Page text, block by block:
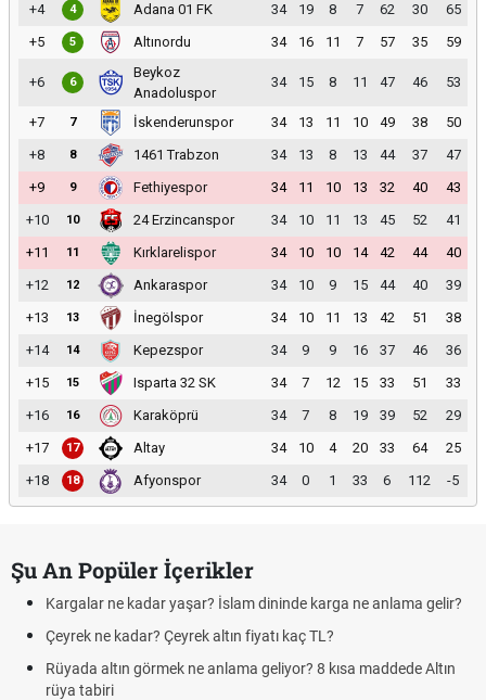
+4
4 Adana 01 FK 34 19 8 7 62 30
65
+5
5 Altınordu 34 16 11 7 57 35 59
+6 6
Beykoz
Anadoluspor
34 15 8 11 47 46 53
+7 7 İskenderunspor 34 13 11 10 49 38
50
+8
8 1461 Trabzon 34 13 8 13 44 37
47
+9
9 Fethiyespor 34 11 10 13 32 40
43
+10
10 24 Erzincanspor 34 10 11 13 45 52
41
+11
11 Kırklarelispor 34 10 10 14 42 44
40
+12
12 Ankaraspor 34 10 9 15 44 40
39
+13
13 İnegölspor 34 10 11 13 42 51
38
+14
14 Kepezspor 34 9 9 16 37 46
36
+15
15 Isparta 32 SK 34 7 12 15 33 51
33
+16
16 Karaköprü 34 7 8 19 39 52
29
+17
17 Altay 34 10 4 20 33 64
25
+18
18 Afyonspor 34 0 1 33 6 112 -5
Şu An Popüler İçerikler
Kargalar ne kadar yaşar? İslam dininde karga ne anlama gelir?
Çeyrek ne kadar? Çeyrek altın fiyatı kaç TL?
Rüyada altın görmek ne anlama geliyor? 8 kısa maddede Altın
rüya tabiri